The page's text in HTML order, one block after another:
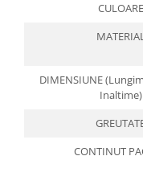
CULOARE
DIMENSIUNE
Inaltime)
CONTINUT